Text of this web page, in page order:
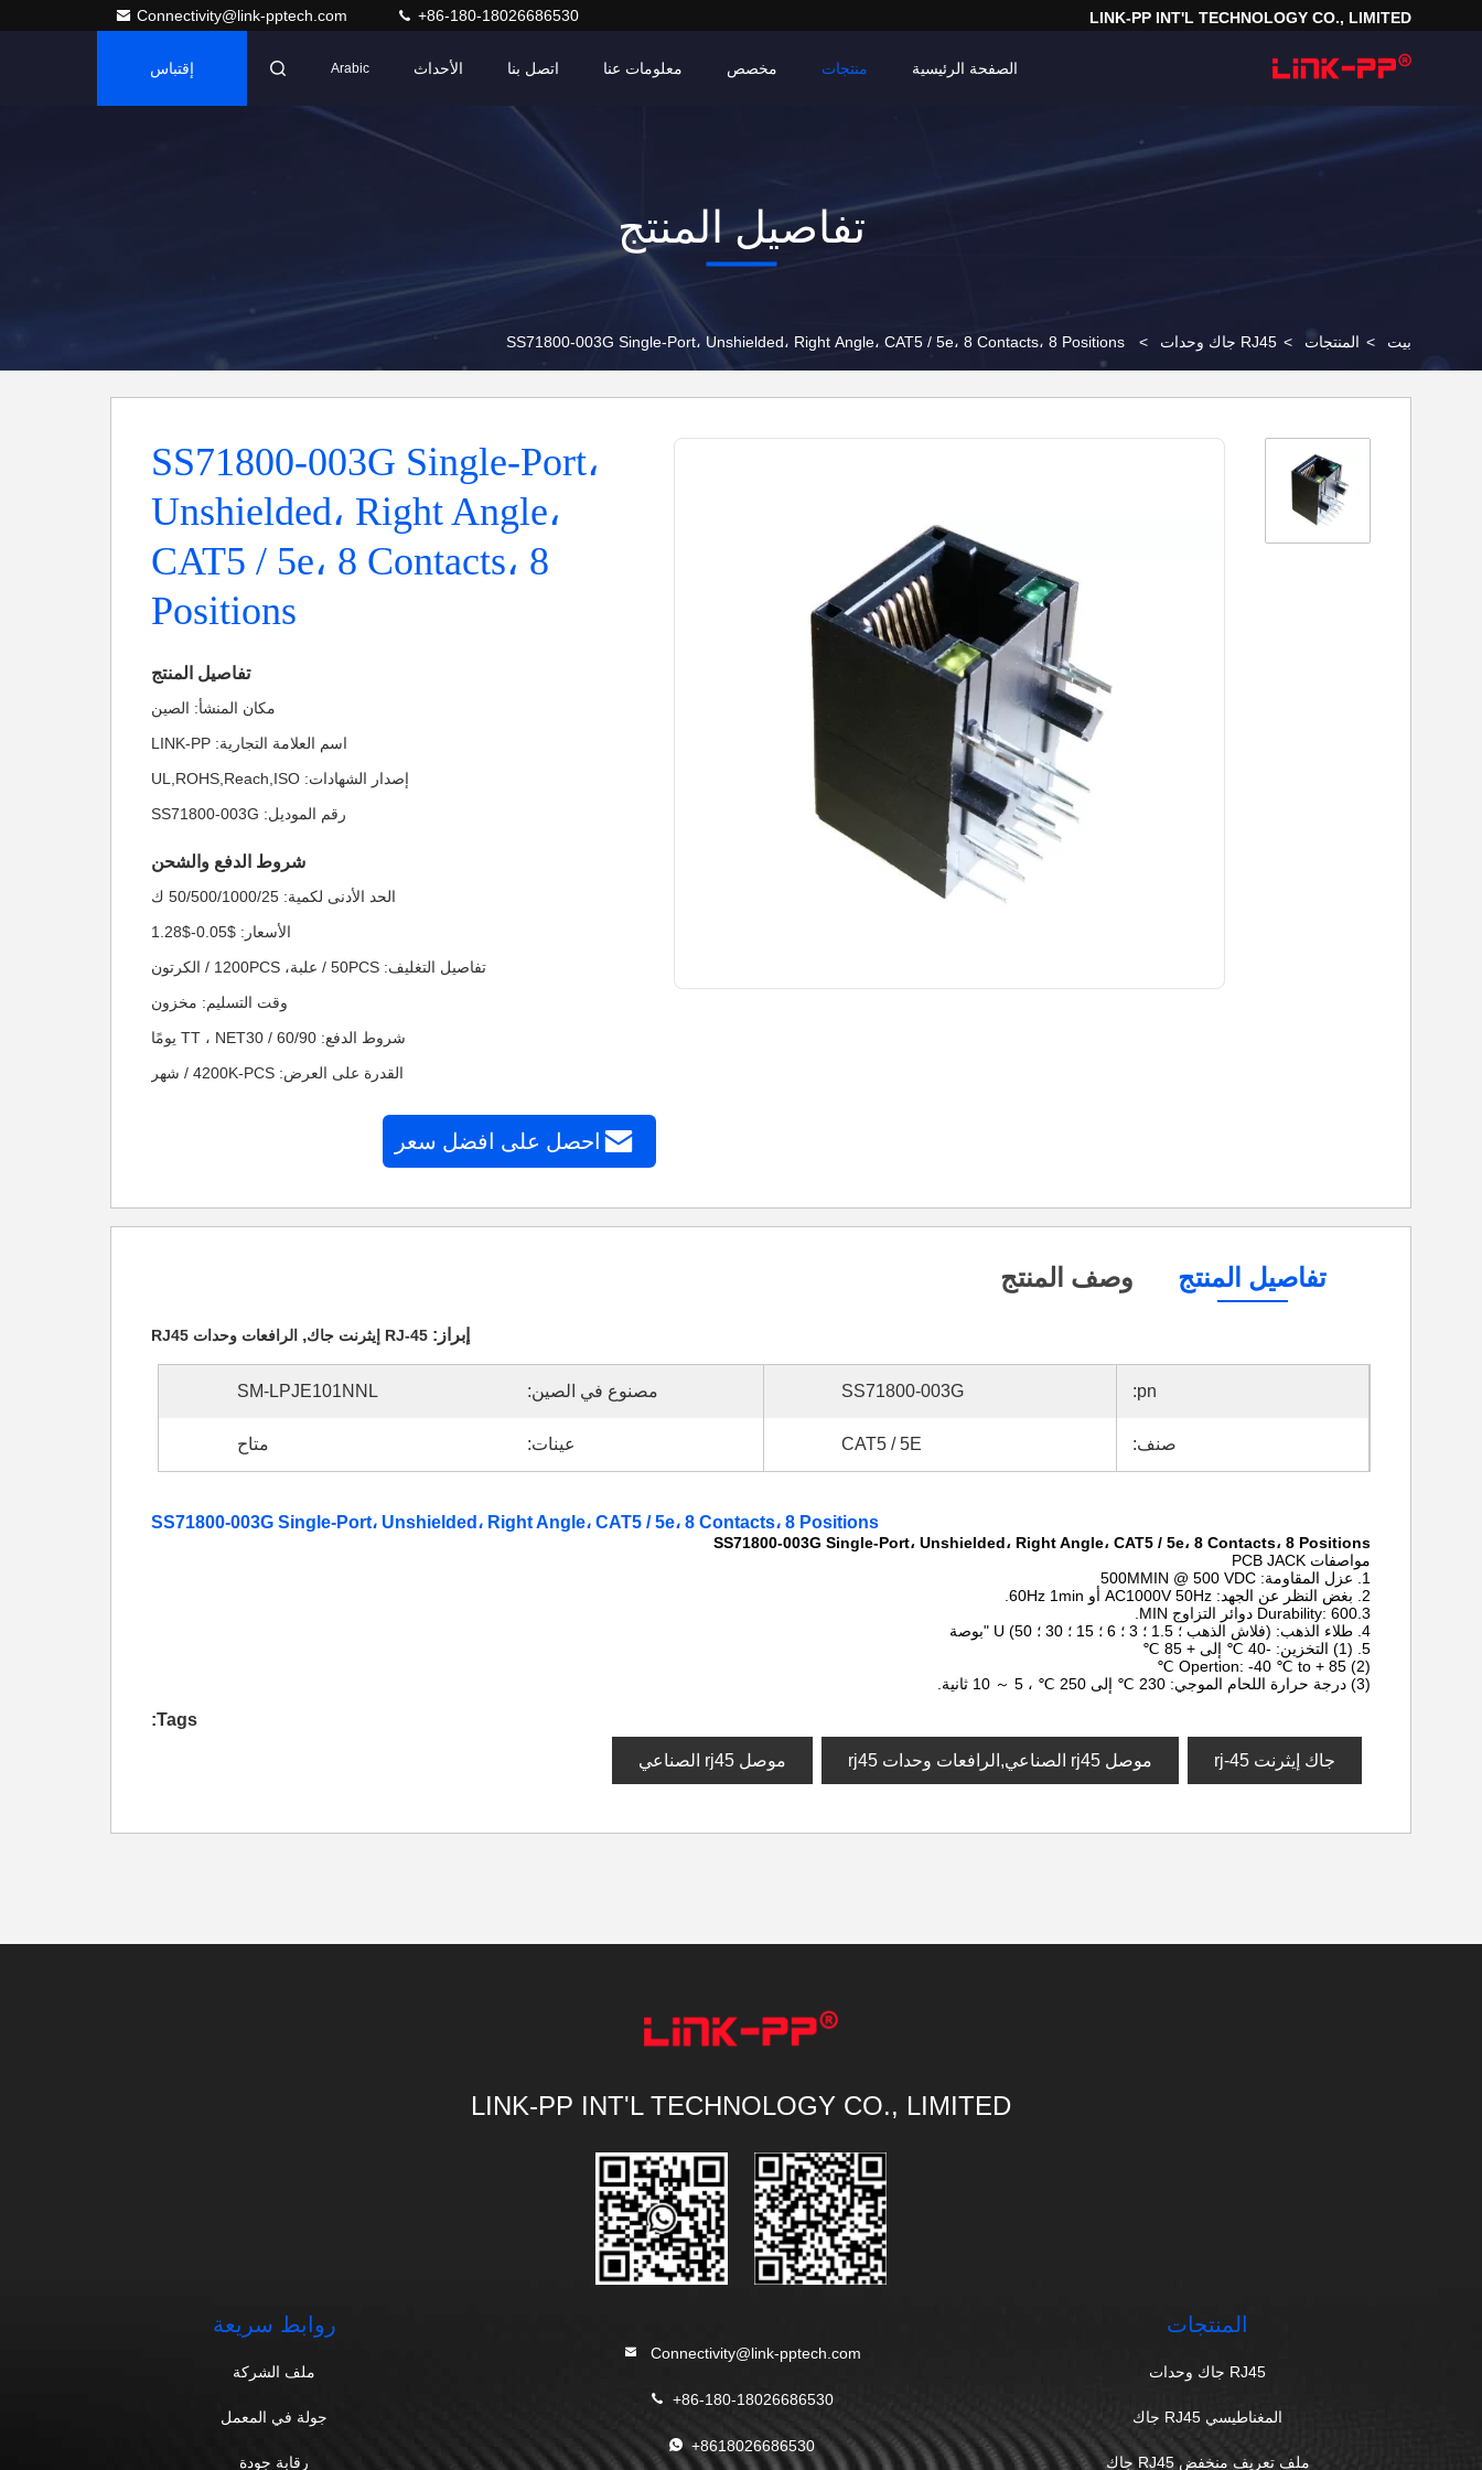
LINK-PP INT'L TECHNOLOGY CO., LIMITED
Connectivity@link-pptech.com +86-180-18026686530
الصفحة الرئيسية منتجات معلومات عنا اتصل بنا الأحداث مخصص Arabic إقتباس
تفاصيل المنتج
بيت > المنتجات > RJ45 جاك وحدات > SS71800-003G Single-Port، Unshielded، Right Angle، CAT5 / 5e، 8 Contacts، 8 Positions
SS71800-003G Single-Port،
Unshielded، Right Angle،
CAT5 / 5e، 8 Contacts، 8
Positions
تفاصيل المنتج
مكان المنشأ: الصين
اسم العلامة التجارية: LINK-PP
إصدار الشهادات: UL,ROHS,Reach,ISO
رقم الموديل: SS71800-003G
شروط الدفع والشحن
الحد الأدنى لكمية: 50/500/1000/25 ك
الأسعار: $0.05-$1.28
تفاصيل التغليف: 50PCS / علبة، 1200PCS / الكرتون
وقت التسليم: مخزون
شروط الدفع: TT ، NET30 / 60/90 يومًا
القدرة على العرض: 4200K-PCS / شهر
احصل على افضل سعر
تفاصيل المنتج وصف المنتج
إبراز: RJ-45 إيثرنت جاك , الرافعات وحدات RJ45
pn:
SS71800-003G مصنوع في الصين: SM-LPJE101NNL
صنف: CAT5 / 5E عينات: متاح
SS71800-003G Single-Port، Unshielded، Right Angle، CAT5 / 5e، 8 Contacts، 8 Positions
SS71800-003G Single-Port، Unshielded، Right Angle، CAT5 / 5e، 8 Contacts، 8 Positions
مواصفات PCB JACK
1. عزل المقاومة: 500MMIN @ 500 VDC
2. بغض النظر عن الجهد: AC1000V 50Hz أو 60Hz 1min.
3.Durability: 600 دوائر التزاوج MIN.
4. طلاء الذهب: (فلاش الذهب ؛ 1.5 ؛ 3 ؛ 6 ؛ 15 ؛ 30 ؛ 50) U "بوصة
5. (1) التخزين: -40 ℃ إلى + 85 ℃
(2) Opertion: -40 ℃ to + 85 ℃
(3) درجة حرارة اللحام الموجي: 230 ℃ إلى 250 ℃ ، 5 ～ 10 ثانية.
Tags:
جاك إيثرنت rj-45 موصل rj45 الصناعي,الرافعات وحدات rj45 موصل rj45 الصناعي
LINK-PP INT'L TECHNOLOGY CO., LIMITED
المنتجات
RJ45 جاك وحدات
المغناطيسي RJ45 جاك
ملف تعريف منخفض RJ45 جاك
Connectivity@link-pptech.com
+86-180-18026686530
+8618026686530
روابط سريعة
ملف الشركة
جولة في المعمل
رقابة جودة